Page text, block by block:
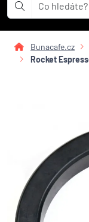
Bunacafe.cz
Rocket